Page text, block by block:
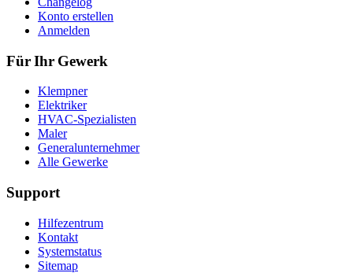
Konto erstellen
Anmelden
Für Ihr Gewerk
Klempner
Elektriker
HVAC-Spezialisten
Maler
Generalunternehmer
Alle Gewerke
Support
Hilfezentrum
Kontakt
Systemstatus
Sitemap